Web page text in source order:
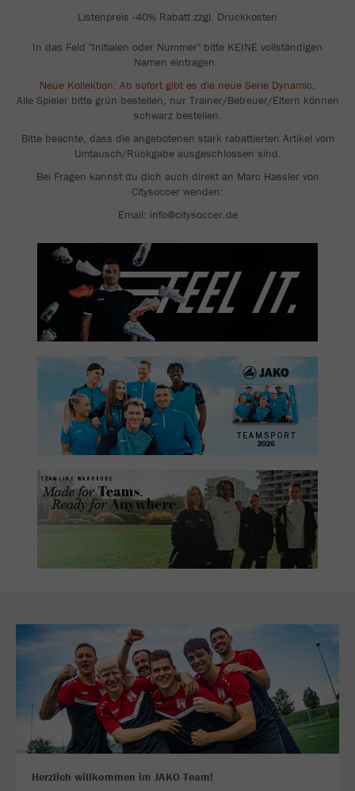
Listenpreis -40% Rabatt zzgl. Druckkosten
In das Feld "Initialen oder Nummer" bitte KEINE vollständigen
Namen eintragen.
Neue Kollektion: Ab sofort gibt es die neue Serie Dynamic.
Alle Spieler bitte grün bestellen, nur Trainer/Betreuer/Eltern können
schwarz bestellen.
Bitte beachte, dass die angebotenen stark rabattierten Artikel vom
Umtausch/Rückgabe ausgeschlossen sind.
Bei Fragen kannst du dich auch direkt an Marc Hassler von
Citysoccer wenden:
Email: info@citysoccer.de
Herzlich willkommen im JAKO Team!